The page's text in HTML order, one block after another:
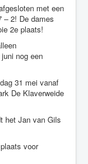
met een
– 2! De dames
2e plaats!
nog een
31 mei vanaf
De Klaverweide
het Jan van Gils
voor